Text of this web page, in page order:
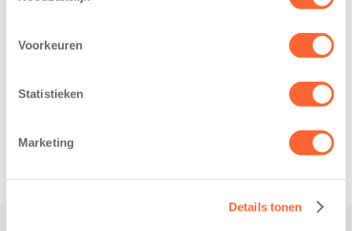
Voorkeuren
Statistieken
Marketing
Details tonen
voor de Kids First
kregen een…
de wijk Wiarda in
Leeuwarden Zuid.